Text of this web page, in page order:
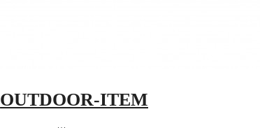
OUTDOOR-ITEM